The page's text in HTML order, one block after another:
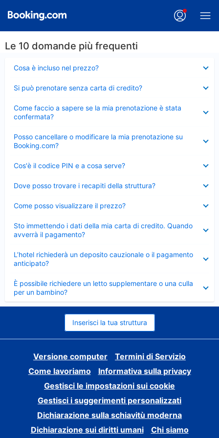
Le 10 domande più frequenti
Cosa è incluso nel prezzo?
chiuso
Si può prenotare senza carta di credito?
chiuso
Come faccio a sapere se la mia prenotazione è stata
confermata?
chiuso
Posso cancellare o modificare la mia prenotazione su
Booking.com?
chiuso
Cos'è il codice PIN e a cosa serve?
chiuso
Dove posso trovare i recapiti della struttura?
chiuso
Come posso visualizzare il prezzo?
chiuso
Sto immettendo i dati della mia carta di credito. Quando
avverrà il pagamento?
chiuso
L’hotel richiederà un deposito cauzionale o il pagamento
anticipato?
chiuso
È possibile richiedere un letto supplementare o una culla
per un bambino?
Elemento
chiuso
Inserisci la tua struttura
Versione computer
Termini di Servizio
Come lavoriamo
Informativa sulla privacy
Gestisci le impostazioni sui cookie
Gestisci i suggerimenti personalizzati
Dichiarazione sulla schiavitù moderna
Dichiarazione sui diritti umani
Chi siamo